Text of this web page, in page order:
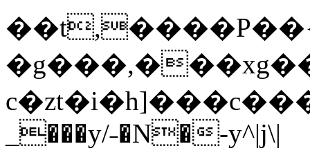
_���y/˗�N�-y^|j\|